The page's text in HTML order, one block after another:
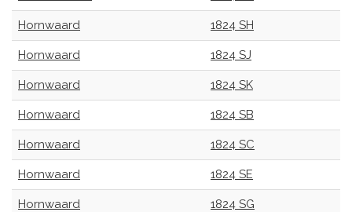
Hornwaard 1824 SH
Hornwaard 1824 SJ
Hornwaard 1824 SK
Hornwaard 1824 SB
Hornwaard 1824 SC
Hornwaard 1824 SE
Hornwaard 1824 SG